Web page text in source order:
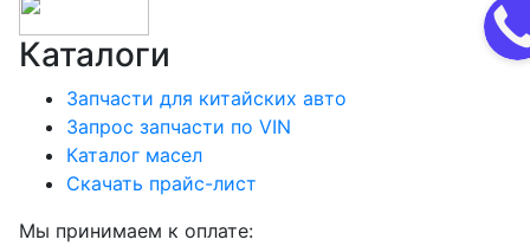
Каталоги
Запчасти для китайских авто
Запрос запчасти по VIN
Каталог масел
Скачать прайс-лист
Мы принимаем к оплате: